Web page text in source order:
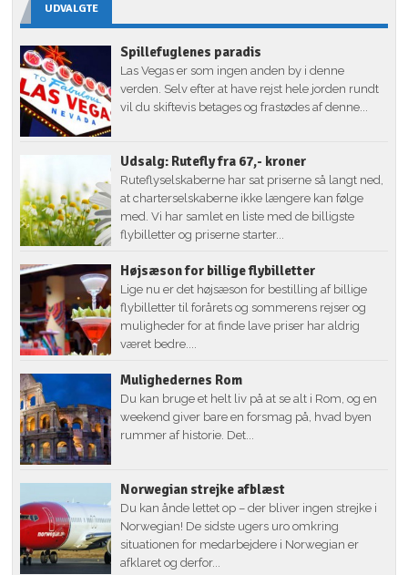
UDVALGTE
Spillefuglenes paradis
Las Vegas er som ingen anden by i denne
verden. Selv efter at have rejst hele jorden rundt
vil du skiftevis betages og frastødes af denne...
Udsalg: Rutefly fra 67,- kroner
Ruteflyselskaberne har sat priserne så langt ned,
at charterselskaberne ikke længere kan følge
med. Vi har samlet en liste med de billigste
flybilletter og priserne starter...
Højsæson for billige flybilletter
Lige nu er det højsæson for bestilling af billige
flybilletter til forårets og sommerens rejser og
muligheder for at finde lave priser har aldrig
været bedre....
Mulighedernes Rom
Du kan bruge et helt liv på at se alt i Rom, og en
weekend giver bare en forsmag på, hvad byen
rummer af historie. Det...
Norwegian strejke afblæst
Du kan ånde lettet op – der bliver ingen strejke i
Norwegian! De sidste ugers uro omkring
situationen for medarbejdere i Norwegian er
afklaret og derfor...